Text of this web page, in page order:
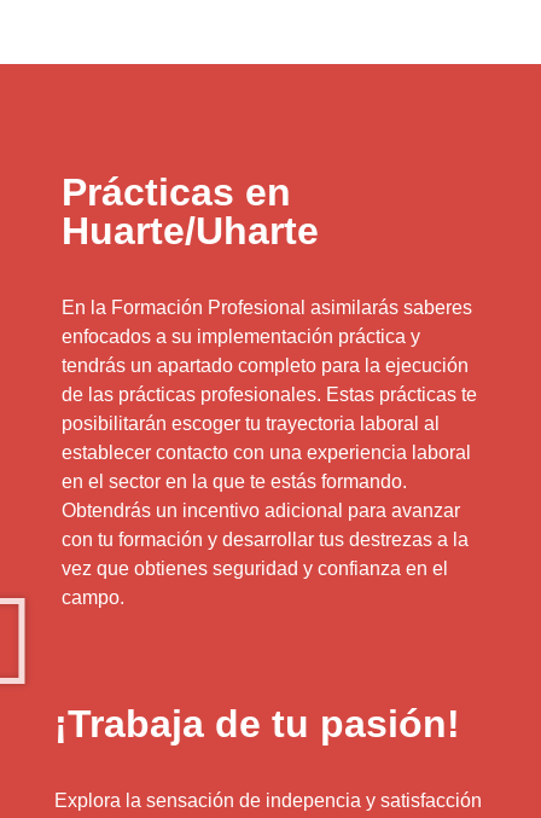
Prácticas en
Huarte/Uharte
En la Formación Profesional asimilarás saberes
enfocados a su implementación práctica y
tendrás un apartado completo para la ejecución
de las prácticas profesionales. Estas prácticas te
posibilitarán escoger tu trayectoria laboral al
establecer contacto con una experiencia laboral
en el sector en la que te estás formando.
Obtendrás un incentivo adicional para avanzar
con tu formación y desarrollar tus destrezas a la
vez que obtienes seguridad y confianza en el
campo.
¡Trabaja de tu pasión!
Explora la sensación de indepencia y satisfacción